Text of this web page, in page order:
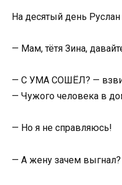
На десятый день
— Мам, тётя Зина,
— С УМА СОШЁЛ? —
— Чужого человека в
— Но я не справляюсь!
— А жену зачем